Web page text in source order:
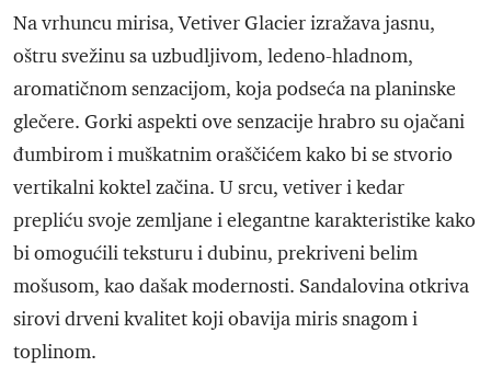
Na vrhuncu mirisa, Vetiver Glacier izražava jasnu,
oštru svežinu sa uzbudljivom, ledeno-hladnom,
aromatičnom senzacijom, koja podseća na planinske
glečere. Gorki aspekti ove senzacije hrabro su ojačani
đumbirom i muškatnim oraščićem kako bi se stvorio
vertikalni koktel začina. U srcu, vetiver i kedar
prepliću svoje zemljane i elegantne karakteristike kako
bi omogućili teksturu i dubinu, prekriveni belim
mošusom, kao dašak modernosti. Sandalovina otkriva
sirovi drveni kvalitet koji obavija miris snagom i
toplinom.